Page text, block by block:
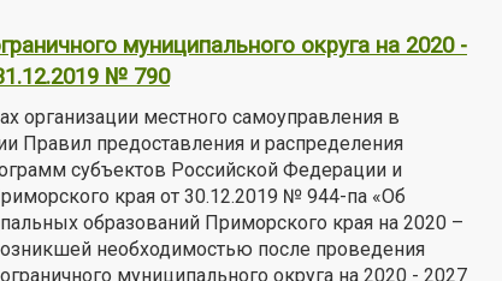
муниципального округа на 2020 -
№ 790
организации местного самоуправления в
Правил предоставления и распределения
субъектов Российской Федерации и
края от 30.12.2019 № 944-па «Об
образований Приморского края на 2020 –
необходимостью после проведения
муниципального округа на 2020 - 2027